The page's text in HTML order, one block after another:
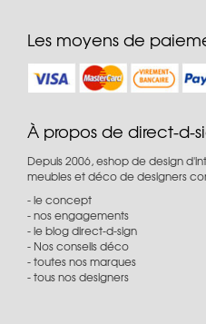
Les moyens de
À propos de direct-d-
Depuis 2006, eshop de design
meubles et déco de designers
le concept
nos engagements
le blog direct-d-sign
Nos conseils déco
toutes nos marques
tous nos designers